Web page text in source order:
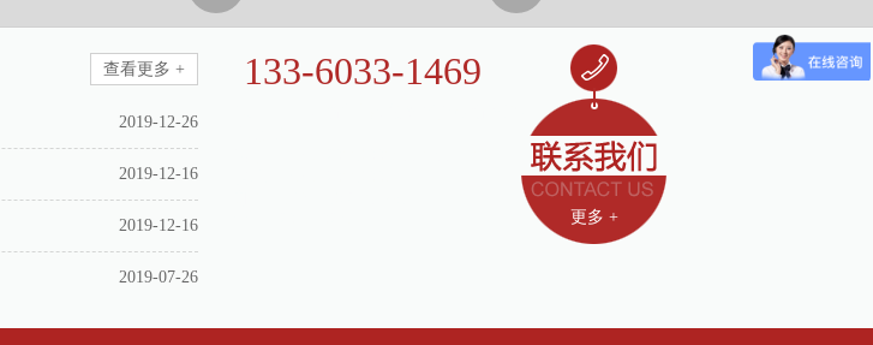
查看更多 +
2019-12-26
2019-12-16
2019-12-16
2019-07-26
133-6033-1469
更多 +